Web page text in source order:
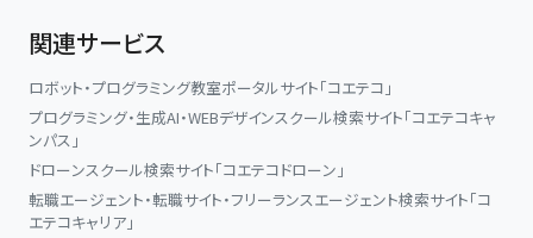
関連サービス
ロボット・プログラミング教室ポータルサイト「コエテコ」
プログラミング・生成AI・WEBデザインスクール検索サイト「コエテコキャ
ンパス」
ドローンスクール検索サイト「コエテコドローン」
転職エージェント・転職サイト・フリーランスエージェント検索サイト「コ
エテコキャリア」